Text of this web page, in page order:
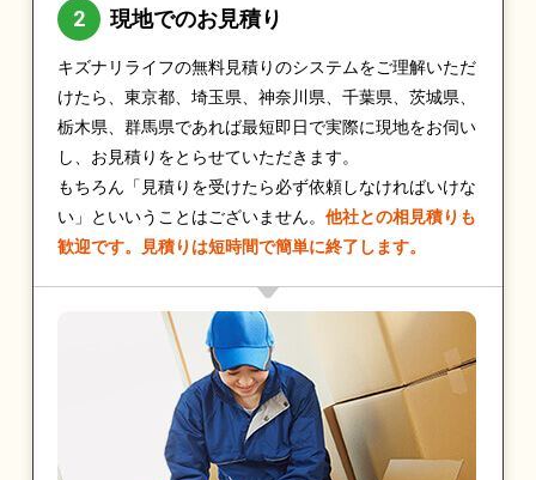
現地でのお見積り
キズナリライフの無料見積りのシステムをご理解いただ
けたら、東京都、埼玉県、神奈川県、千葉県、茨城県、
栃木県、群馬県であれば最短即日で実際に現地をお伺い
し、お見積りをとらせていただきます。
もちろん「見積りを受けたら必ず依頼しなければいけな
い」といいうことはございません。 他社との相見積りも
歓迎です。見積りは短時間で簡単に終了します。